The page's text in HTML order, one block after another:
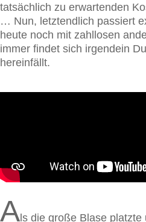
tatsächlich zu erwartenden
… Nun, letztendlich passiert
heute noch mit zahllosen
immer findet sich irgendein
hereinfällt.
Als die große Blase